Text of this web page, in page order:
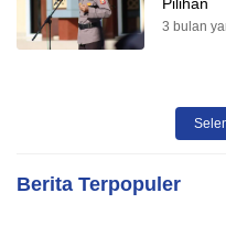
3 bulan
Berita Terpopuler